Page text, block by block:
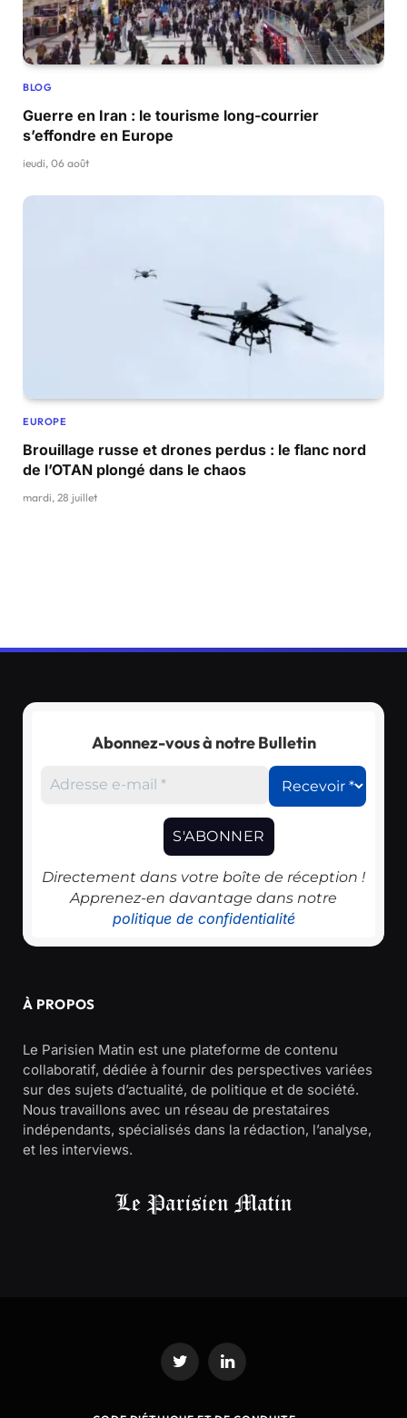
BLOG
Guerre en Iran : le tourisme long-courrier
s’effondre en Europe
jeudi, 06 août
EUROPE
Brouillage russe et drones perdus : le flanc nord
de l’OTAN plongé dans le chaos
mardi, 28 juillet
Abonnez-vous à notre Bulletin
Directement dans votre boîte de réception !
Apprenez-en davantage dans notre
politique de confidentialité
À PROPOS
Le Parisien Matin est une plateforme de contenu
collaboratif, dédiée à fournir des perspectives variées
sur des sujets d’actualité, de politique et de société.
Nous travaillons avec un réseau de prestataires
indépendants, spécialisés dans la rédaction, l’analyse,
et les interviews.
Twitter LinkedIn